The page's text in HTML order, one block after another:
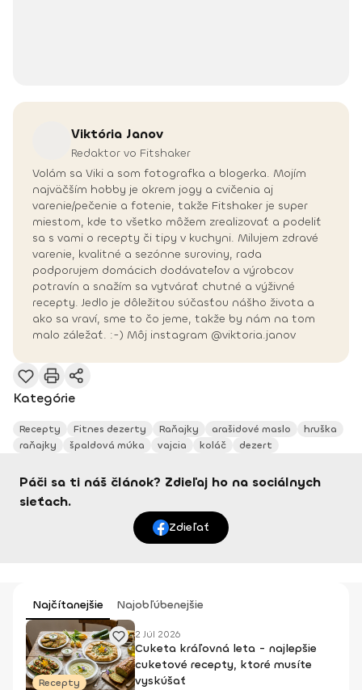
Viktória Janov
Redaktor vo Fitshaker
Volám sa Viki a som fotografka a blogerka. Mojím
najväčším hobby je okrem jogy a cvičenia aj
varenie/pečenie a fotenie, takže Fitshaker je super
miestom, kde to všetko môžem zrealizovať a podeliť
sa s vami o recepty či tipy v kuchyni. Milujem zdravé
varenie, kvalitné a sezónne suroviny, rada
podporujem domácich dodávateľov a výrobcov
potravín a snažím sa vytvárať chutné a výživné
recepty. Jedlo je dôležitou súčasťou nášho života a
ako sa vraví, sme to čo jeme, takže by nám na tom
malo záležať. :-) Môj instagram @viktoria.janov
Kategórie
Recepty Fitnes dezerty Raňajky arašidové maslo
hruška
raňajky
špaldová múka vajcia koláč dezert
Páči sa ti náš článok? Zdieľaj ho na sociálnych
sieťach.
Zdieľať
Najčítanejšie Najobľúbenejšie
Recepty
2 Júl 2026
Cuketa kráľovná leta - najlepšie
cuketové recepty, ktoré musíte
vyskúšať